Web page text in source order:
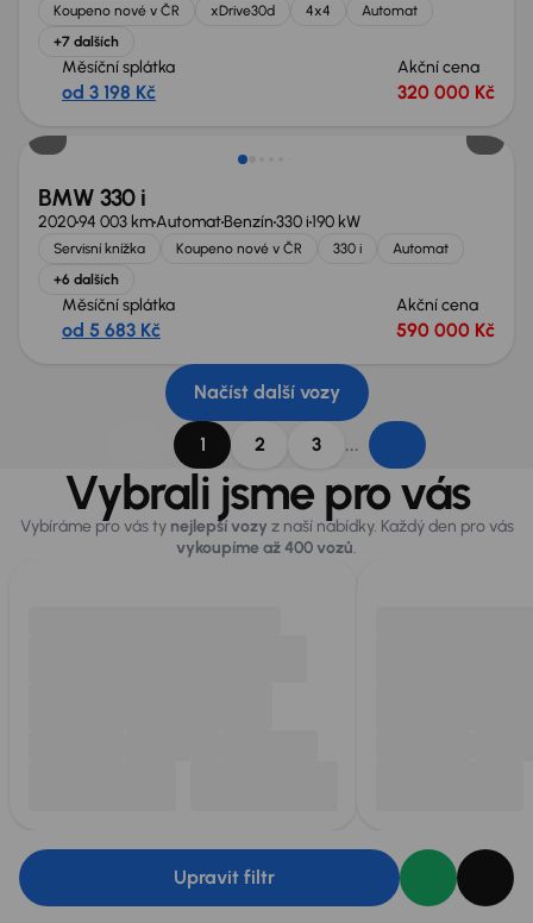
Koupeno nové v ČR xDrive30d 4x4
Automat
+7 dalších
Měsíční splátka
od 3 198 Kč
Akční cena
320 000 Kč
Zlevněno o 40 000 Kč
BMW 330 i
202094 003 kmAutomatBenzín330 i190 kW
Servisní knížka Koupeno nové v ČR 330 i
Automat
+6 dalších
Měsíční splátka
od 5 683 Kč
Akční cena
590 000 Kč
Načíst další vozy
1 2 3 ...
Vybrali jsme pro vás
Vybíráme pro vás ty nejlepší vozy z naší nabídky. Každý den pro vás
vykoupíme až 400 vozů.
Upravit filtr